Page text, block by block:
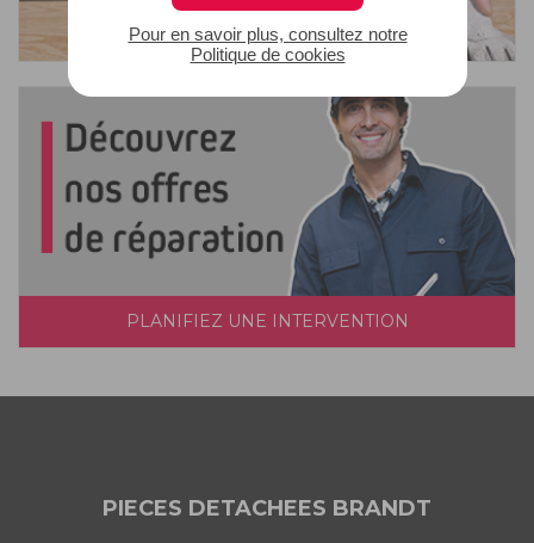
Pour en savoir plus, consultez notre
Politique de cookies
PLANIFIEZ UNE INTERVENTION
PIECES DETACHEES BRANDT